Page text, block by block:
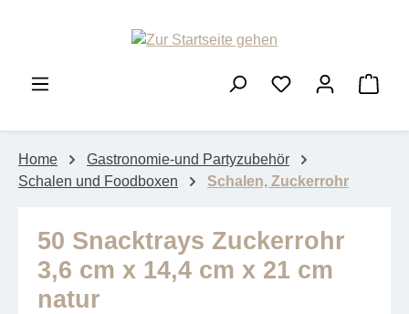
Home
Gastronomie-und Partyzubehör
Schalen und Foodboxen
Schalen, Zuckerrohr
50 Snacktrays Zuckerrohr
3,6 cm x 14,4 cm x 21 cm
natur